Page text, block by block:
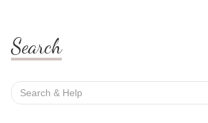
Search
Search
for: